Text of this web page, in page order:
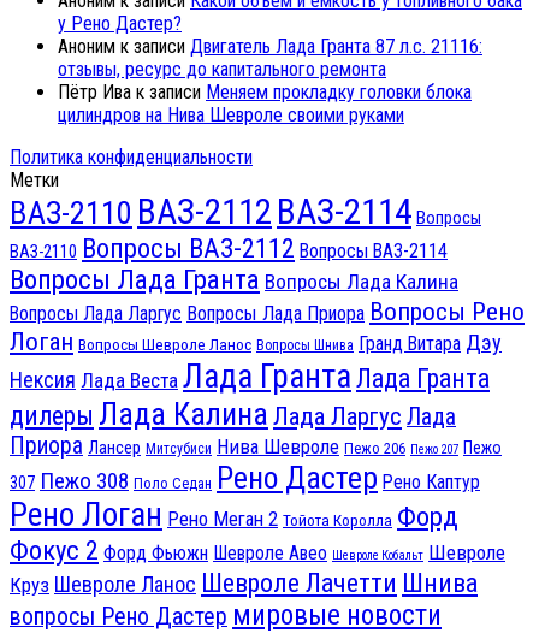
у Рено Дастер?
Аноним к записи Двигатель Лада Гранта 87 л.с. 21116:
отзывы, ресурс до капитального ремонта
Пётр Ива к записи Меняем прокладку головки блока
цилиндров на Нива Шевроле своими руками
Политика конфиденциальности
Метки
ВАЗ-2110 ВАЗ-2112 ВАЗ-2114 Вопросы
ВАЗ-2110 Вопросы ВАЗ-2112 Вопросы ВАЗ-2114
Вопросы Лада Гранта Вопросы Лада Калина
Вопросы Лада Ларгус Вопросы Лада Приора Вопросы Рено
Логан Вопросы Шевроле Ланос Вопросы Шнива Гранд Витара Дэу
Нексия Лада Веста Лада Гранта Лада Гранта
дилеры Лада Калина Лада Ларгус Лада
Приора Лансер Митсубиси Нива Шевроле Пежо 206 Пежо 207 Пежо
307 Пежо 308 Поло Седан Рено Дастер Рено Каптур
Рено Логан Рено Меган 2 Тойота Королла Форд
Фокус 2 Форд Фьюжн Шевроле Авео Шевроле Кобальт Шевроле
Круз Шевроле Ланос Шевроле Лачетти Шнива
вопросы Рено Дастер мировые новости